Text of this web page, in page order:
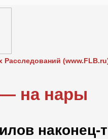
Расследований
— на нары
наконец-